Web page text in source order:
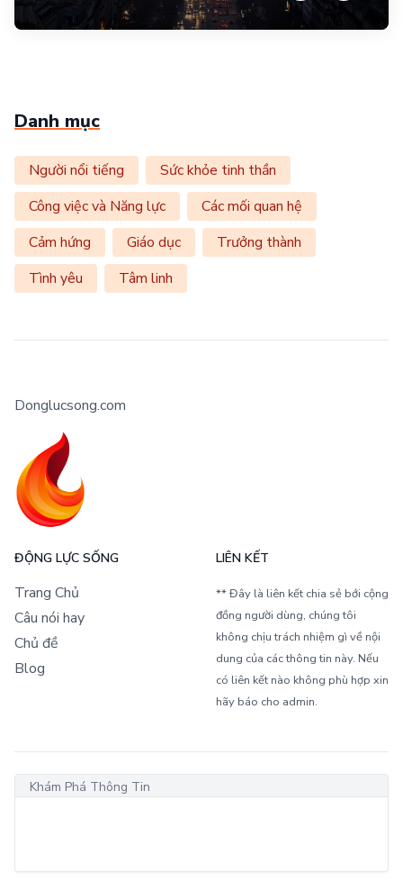
Danh mục
Người nổi tiếng
Sức khỏe tinh thần
Công việc và Năng lực
Các mối quan hệ
Cảm hứng
Giáo dục
Trưởng thành
Tình yêu
Tâm linh
Donglucsong.com
ĐỘNG LỰC SỐNG
Trang Chủ
Câu nói hay
Chủ đề
Blog
LIÊN KẾT
** Đây là liên kết chia sẻ bới cộng
đồng người dùng, chúng tôi
không chịu trách nhiệm gì về nội
dung của các thông tin này. Nếu
có liên kết nào không phù hợp xin
hãy báo cho admin.
Khám Phá Thông Tin